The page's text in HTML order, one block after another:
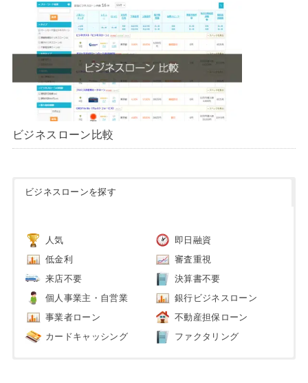
ビジネスローン比較
ビジネスローンを探す
人気 即日融資
低金利 審査重視
来店不要 決算書不要
個人事業主・自営業 銀行ビジネスローン
事業者ローン 不動産担保ローン
カードキャッシング ファクタリング